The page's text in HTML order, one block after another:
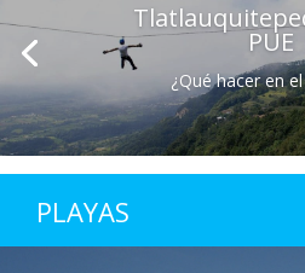
PUE
¿Qué hacer en
PLAYAS